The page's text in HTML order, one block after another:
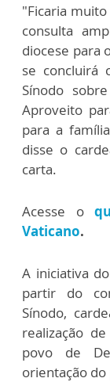
"Ficaria
consulta
diocese para
se concluirá
Sínodo
Aproveito
para a
disse o
carta.
Acesse o
Vaticano.
A iniciativa
partir do
Sínodo,
realização
povo de
orientação